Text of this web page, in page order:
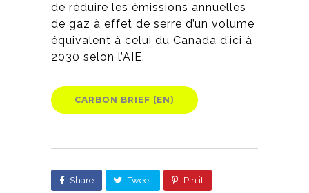
de réduire les émissions annuelles
de gaz à effet de serre d’un volume
équivalent à celui du Canada d’ici à
2030 selon l’AIE.
CARBON BRIEF (EN)
Share Tweet Pin it